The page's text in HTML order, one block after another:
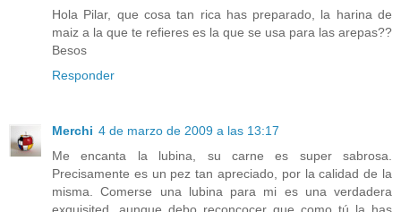
Hola Pilar, que cosa tan rica has preparado, la harina de
maiz a la que te refieres es la que se usa para las arepas??
Besos
Responder
Merchi 4 de marzo de 2009 a las 13:17
Me encanta la lubina, su carne es super sabrosa.
Precisamente es un pez tan apreciado, por la calidad de la
misma. Comerse una lubina para mi es una verdadera
exquisited, aunque debo reconcocer que como tú la has